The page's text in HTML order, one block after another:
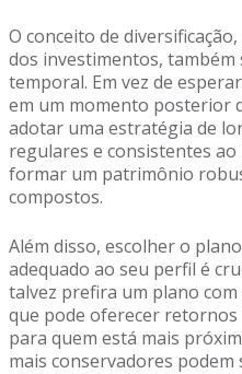
O conceito de
dos investimentos,
temporal. Em vez de
em um momento posterior
adotar uma estratégia de
regulares e consistentes
formar um patrimônio
compostos.
Além disso, escolher o
adequado ao seu perfil é
talvez prefira um plano
que pode oferecer retornos
para quem está mais
mais conservadores podem